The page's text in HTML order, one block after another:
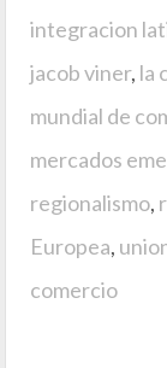
integracion
jacob viner, la
mundial de
mercados
regionalismo,
Europea,
comercio